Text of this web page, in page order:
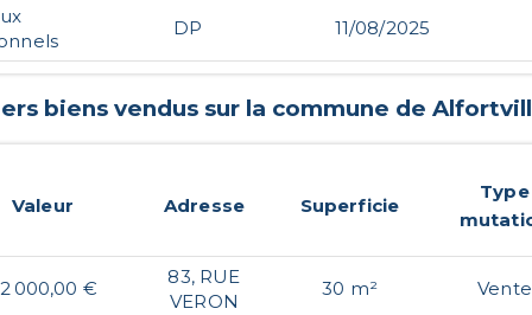
DP 11/08/2025
biens vendus sur la commune de
Valeur Adresse Superficie
Type
000,00 €
83, RUE
VERON
30 m² Vente